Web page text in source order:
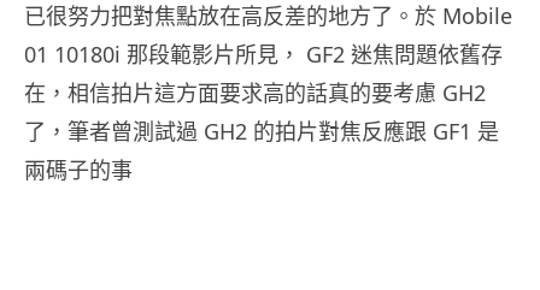
已很努力把對焦點放在高反差的地方了。於 Mobile
01 10180i 那段範影片所見， GF2 迷焦問題依舊存
在，相信拍片這方面要求高的話真的要考慮 GH2
了，筆者曾測試過 GH2 的拍片對焦反應跟 GF1 是
兩碼子的事